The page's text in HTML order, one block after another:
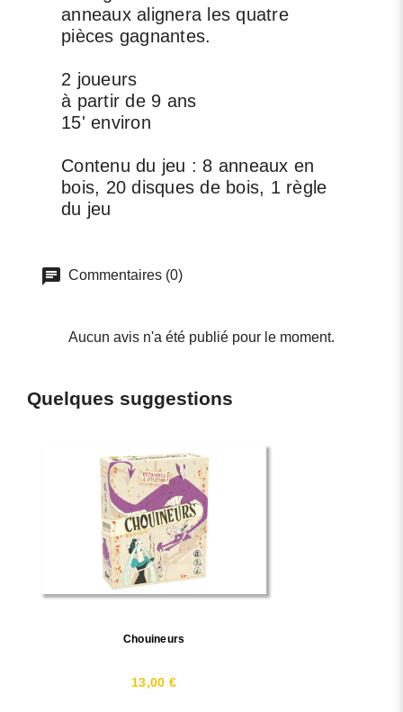
anneaux alignera les quatre
pièces gagnantes.
2 joueurs
à partir de 9 ans
15' environ
Contenu du jeu : 8 anneaux en
bois, 20 disques de bois, 1 règle
du jeu
Commentaires (0)
Aucun avis n'a été publié pour le moment.
Quelques suggestions
Chouineurs
13,00 €